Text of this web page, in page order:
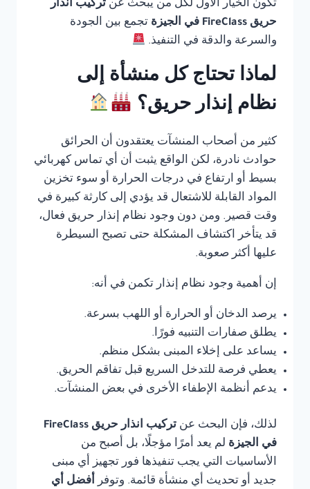
تكون الخيار الأول لكل من يبحث عن تركيب انذار
حريق FireClass في الجيزة
تجمع بين الجودة
والسرعة والدقة في التنفيذ.
لماذا تحتاج كل منشأة إلى
نظام إنذار حريق؟
كثير من أصحاب المنشآت يعتقدون أن الحرائق
حوادث نادرة، لكن الواقع يثبت أن أي تماس كهربائي
بسيط أو ارتفاع في درجات الحرارة أو سوء تخزين
المواد القابلة للاشتعال قد يؤدي إلى كارثة كبيرة في
وقت قصير. ومن دون وجود نظام إنذار حريق فعال،
قد يتأخر اكتشاف المشكلة حتى تصبح السيطرة
عليها أكثر صعوبة.
إن أهمية وجود نظام إنذار تكمن في أنه:
يرصد الدخان أو الحرارة أو اللهب بسرعة.
يطلق صفارات التنبيه فورًا.
يساعد على إخلاء المبنى بشكل منظم.
يعطي فرصة للتدخل السريع قبل تفاقم الحريق.
يدعم أنظمة الإطفاء الأخرى في بعض المنشآت.
لذلك، فإن البحث عن
تركيب انذار حريق FireClass
في الجيزة لم يعد أمرًا مؤجلًا، بل أصبح من
الأساسيات التي يجب تنفيذها فور تجهيز أي مبنى
جديد أو تحديث أي منشأة قائمة. وتوفر أفضل أي